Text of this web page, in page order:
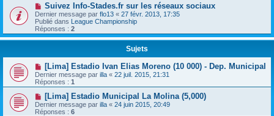
Suivez Info-Stades.fr sur les réseaux sociaux
Dernier message par flo13 « 27 févr. 2013, 17:35
Publié dans League Championship
Réponses : 2
Sujets
[Lima] Estadio Ivan Elias Moreno (10 000) - Dep. Municipal
Dernier message par illa « 22 juil. 2015, 21:31
Réponses : 1
[Lima] Estadio Municipal La Molina (5,000)
Dernier message par illa « 24 juin 2015, 20:49
Réponses : 6